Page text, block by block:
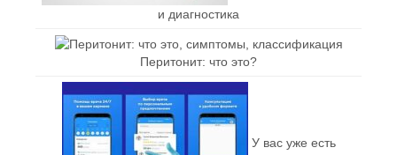
и диагностика
Перитонит: что это?
У вас уже есть